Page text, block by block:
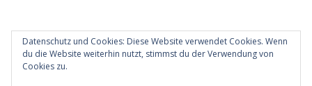
Datenschutz und Cookies: Diese Website verwendet Cookies. Wenn
du die Website weiterhin nutzt, stimmst du der Verwendung von
Cookies zu.